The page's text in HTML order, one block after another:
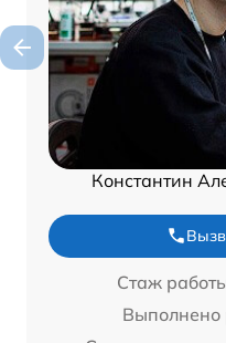
Константин
Стаж
Выполнено